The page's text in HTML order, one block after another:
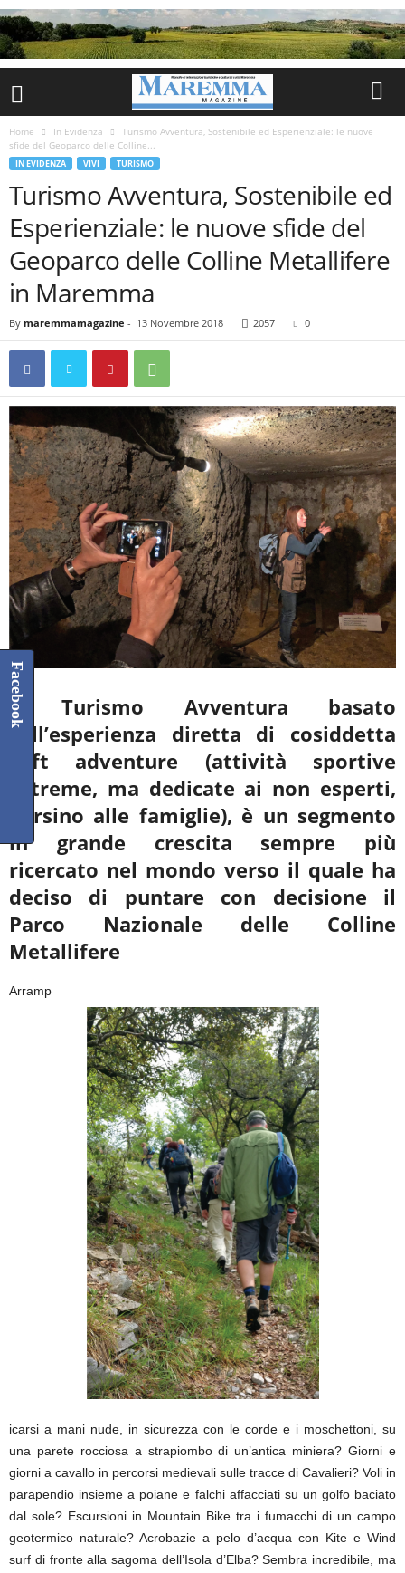
Home In Evidenza
Turismo Avventura, Sostenibile ed Esperienziale: le nuove
sfide del Geoparco delle Colline...
IN EVIDENZA VIVI TURISMO
Turismo Avventura, Sostenibile ed
Esperienziale: le nuove sfide del
Geoparco delle Colline Metallifere
in Maremma
By maremmamagazine - 13 Novembre 2018 2057 0
Il Turismo Avventura basato
sull’esperienza diretta di cosiddetta
soft adventure (attività sportive
estreme, ma dedicate ai non esperti,
persino alle famiglie), è un segmento
in grande crescita sempre più
ricercato nel mondo verso il quale ha
deciso di puntare con decisione il
Parco Nazionale delle Colline
Metallifere
Arramp
icarsi a mani nude, in sicurezza con le corde e i moschettoni, su
una parete rocciosa a strapiombo di un’antica miniera? Giorni e
giorni a cavallo in percorsi medievali sulle tracce di Cavalieri? Voli in
parapendio insieme a poiane e falchi affacciati su un golfo baciato
dal sole? Escursioni in Mountain Bike tra i fumacchi di un campo
geotermico naturale? Acrobazie a pelo d’acqua con Kite e Wind
surf di fronte alla sagoma dell’Isola d’Elba? Sembra incredibile, ma
Facebook